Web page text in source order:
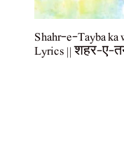
Shahr-e-Tayba ka
Lyrics || शहर-ए-